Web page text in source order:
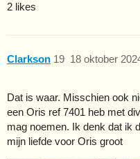
2 likes
Clarkson 18 oktober
19
Dat is waar. Misschien ook
een Oris ref 7401 heb met
mag noemen. Ik denk dat ik
mijn liefde voor Oris groot